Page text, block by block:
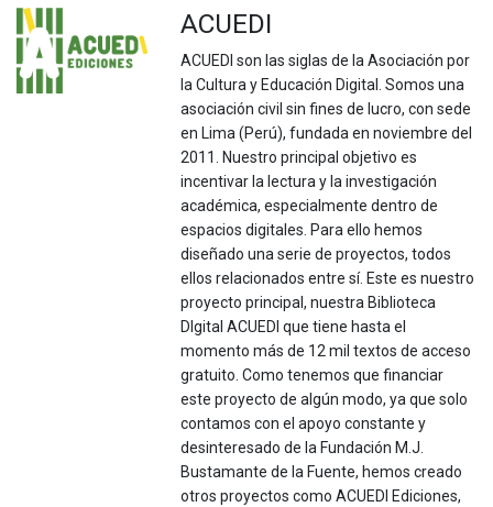
ACUEDI
ACUEDI son las siglas de la Asociación por
la Cultura y Educación Digital. Somos una
asociación civil sin fines de lucro, con sede
en Lima (Perú), fundada en noviembre del
2011. Nuestro principal objetivo es
incentivar la lectura y la investigación
académica, especialmente dentro de
espacios digitales. Para ello hemos
diseñado una serie de proyectos, todos
ellos relacionados entre sí. Este es nuestro
proyecto principal, nuestra Biblioteca
DIgital ACUEDI que tiene hasta el
momento más de 12 mil textos de acceso
gratuito. Como tenemos que financiar
este proyecto de algún modo, ya que solo
contamos con el apoyo constante y
desinteresado de la Fundación M.J.
Bustamante de la Fuente, hemos creado
otros proyectos como ACUEDI Ediciones,